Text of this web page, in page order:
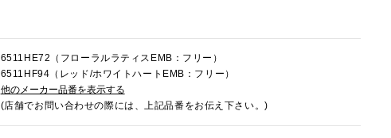
6511HE72（フローラルラティスEMB：フリー）
6511HF94（レッド/ホワイトハートEMB：フリー）
他のメーカー品番を表示する
(店舗でお問い合わせの際には、上記品番をお伝え下さい。)